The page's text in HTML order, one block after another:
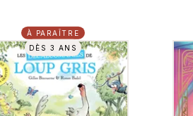
À PARAÎTRE
DÈS 3 ANS